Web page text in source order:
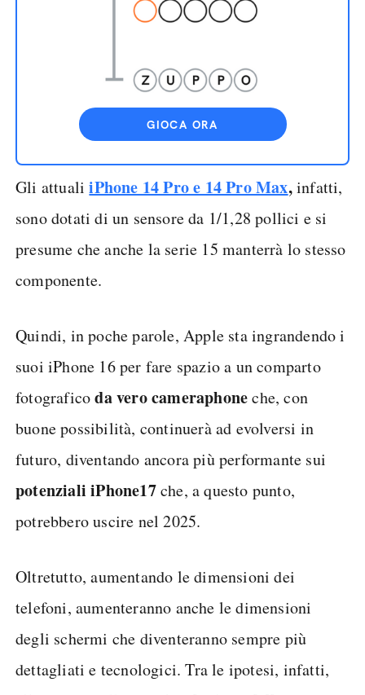
GIOCA ORA
Gli attualiiPhone 14 Pro e 14 Pro Max,infatti,
sono dotati di un sensore da 1/1,28 pollici e si
presume che anche la serie 15 manterrà lo stesso
componente.
Quindi, in poche parole, Apple sta ingrandendo i
suoi iPhone 16 per fare spazio a un comparto
fotograficoda vero cameraphoneche, con
buone possibilità, continuerà ad evolversi in
futuro, diventando ancora più performante sui
potenziali iPhone17che, a questo punto,
potrebbero uscire nel 2025.
Oltretutto, aumentando le dimensioni dei
telefoni, aumenteranno anche le dimensioni
degli schermi che diventeranno sempre più
dettagliati e tecnologici. Tra le ipotesi, infatti,